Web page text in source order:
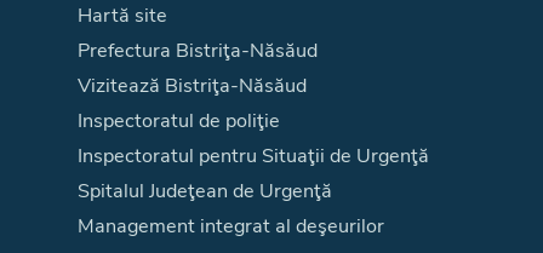
Hartă site
Prefectura Bistriţa-Năsăud
Vizitează Bistriţa-Năsăud
Inspectoratul de poliţie
Inspectoratul pentru Situaţii de Urgenţă
Spitalul Judeţean de Urgenţă
Management integrat al deşeurilor